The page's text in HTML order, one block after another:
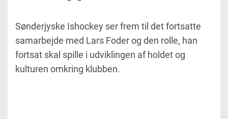
Sønderjyske Ishockey ser frem til det fortsatte
samarbejde med Lars Foder og den rolle, han
fortsat skal spille i udviklingen af holdet og
kulturen omkring klubben.